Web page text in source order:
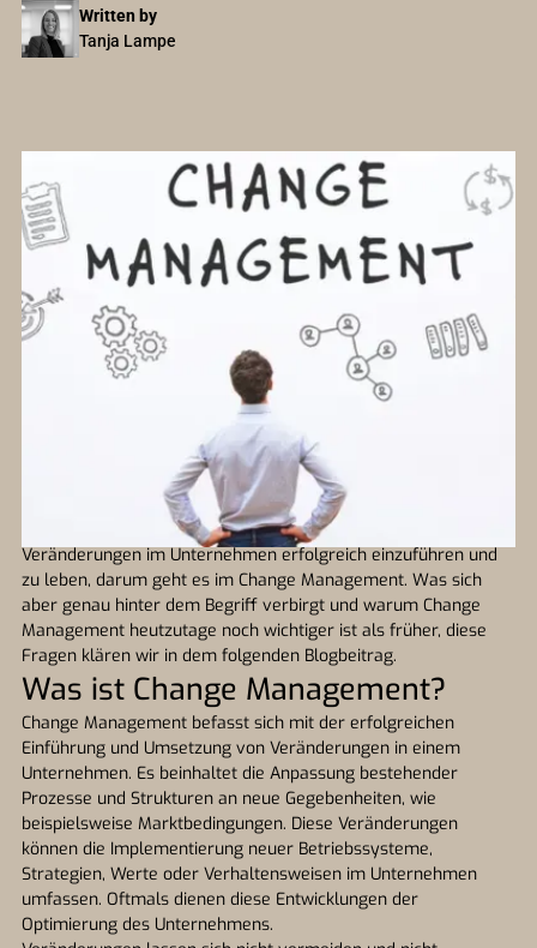
Written by
Tanja Lampe
Veränderungen im Unternehmen erfolgreich einzuführen und
zu leben, darum geht es im Change Management. Was sich
aber genau hinter dem Begriff verbirgt und warum Change
Management heutzutage noch wichtiger ist als früher, diese
Fragen klären wir in dem folgenden Blogbeitrag.
Was ist Change Management?
Change Management befasst sich mit der erfolgreichen
Einführung und Umsetzung von Veränderungen in einem
Unternehmen. Es beinhaltet die Anpassung bestehender
Prozesse und Strukturen an neue Gegebenheiten, wie
beispielsweise Marktbedingungen. Diese Veränderungen
können die Implementierung neuer Betriebssysteme,
Strategien, Werte oder Verhaltensweisen im Unternehmen
umfassen. Oftmals dienen diese Entwicklungen der
Optimierung des Unternehmens.